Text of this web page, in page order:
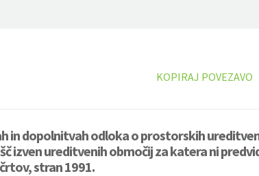
KOPIRAJ POVEZAVO
in dopolnitvah odloka o prostorskih
izven ureditvenih območij za katera ni
stran 1991.